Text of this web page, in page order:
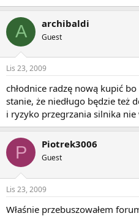
A archibaldi
Guest
Lis 23, 2009
chłodnice radzę nową kupić
stanie, że niedługo będzie też
i ryzyko przegrzania silnika nie
P Piotrek3006
Guest
Lis 23, 2009
Właśnie przebuszowałem